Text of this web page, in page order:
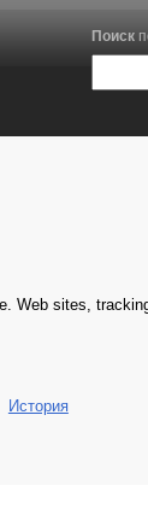
Поиск
Web sites,
История